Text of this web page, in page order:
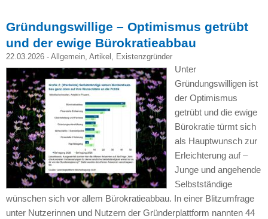
Gründungswillige – Optimismus getrübt
und der ewige Bürokratieabbau
22.03.2026 - Allgemein, Artikel , Existenzgründer
Unter
Gründungswilligen ist
der Optimismus
getrübt und die ewige
Bürokratie türmt sich
als Hauptwunsch zur
Erleichterung auf –
Junge und angehende
Selbstständige
wünschen sich vor allem Bürokratieabbau. In einer Blitzumfrage
unter Nutzerinnen und Nutzern der Gründerplattform nannten 44